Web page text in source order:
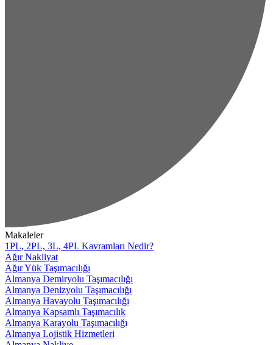
Makaleler
1PL, 2PL, 3L, 4PL Kavramları Nedir?
Ağır Nakliyat
Ağır Yük Taşımacılığı
Almanya Demiryolu Taşımacılığı
Almanya Denizyolu Taşımacılığı
Almanya Havayolu Taşımacılığı
Almanya Kapsamlı Taşımacılık
Almanya Karayolu Taşımacılığı
Almanya Lojistik Hizmetleri